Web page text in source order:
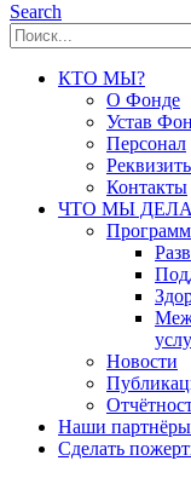
Search
КТО МЫ?
О Фонде
Устав
Персонал
Контакты
ЧТО МЫ
Новости
Наши партнёры
Сделать